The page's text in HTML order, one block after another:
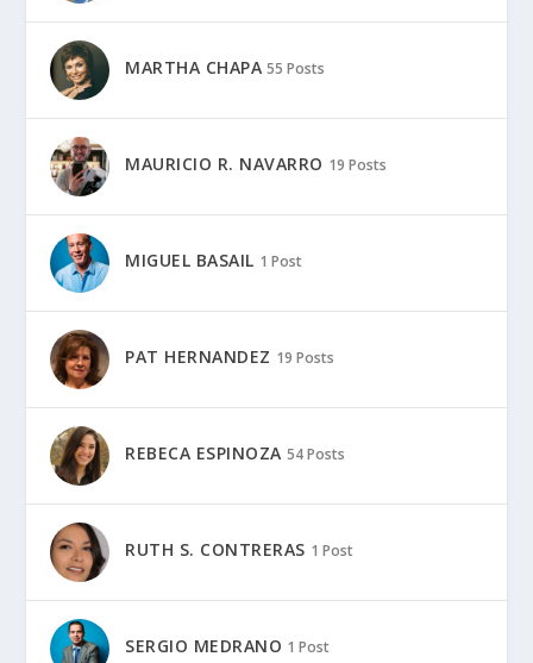
MARTHA CHAPA 55 Posts
MAURICIO R. NAVARRO 19 Posts
MIGUEL BASAIL 1 Post
PAT HERNANDEZ 19 Posts
REBECA ESPINOZA 54 Posts
RUTH S. CONTRERAS 1 Post
SERGIO MEDRANO 1 Post